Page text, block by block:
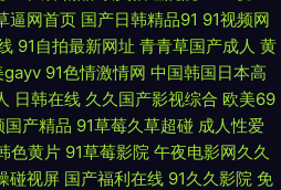
欧美天堂无码专区 日韩私拍AV 亚洲天堂
久 欧美老女人 久久艹影院 综合欧美后入
先锋成人网址 白丝被后入 男人色色天堂
逼网首页 国产日韩精品91 91视频网
91自拍最新网址 青青草国产成人 黄
gayv 91色情激情网 中国韩国日本高
日韩在线 久久国产影视综合 欧美69
国产精品 91草莓久草超碰 成人性爱
色黄片 91草莓影院 午夜电影网久久
碰视屏 国产福利在线 91久久影院 免